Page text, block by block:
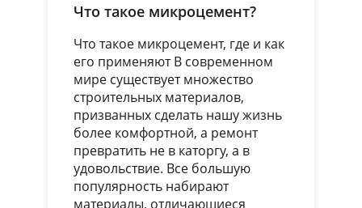
Что такое микроцемент?
Что такое микроцемент, где и как
его применяют В современном
мире существует множество
строительных материалов,
призванных сделать нашу жизнь
более комфортной, а ремонт
превратить не в каторгу, а в
удовольствие. Все большую
популярность набирают
материалы, отличающиеся